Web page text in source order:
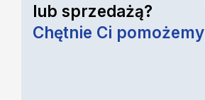
lub sprzedażą?
Chętnie Ci pomożemy